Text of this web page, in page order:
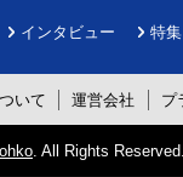
インタビュー 特
いて 運営会社 プ
. All Rights Reserved.